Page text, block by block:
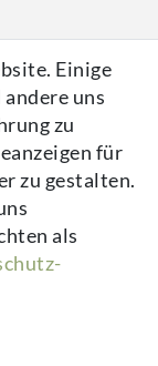
Einige
uns
zu
für
zu gestalten.
als